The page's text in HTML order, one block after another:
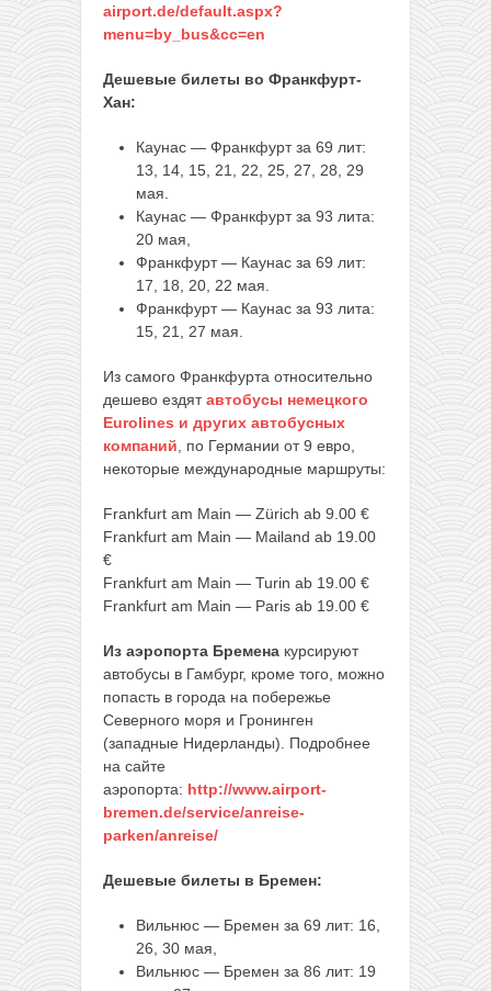
airport.de/default.aspx?
menu=by_bus&cc=en
Дешевые билеты во Франкфурт-
Хан:
Каунас — Франкфурт за 69 лит:
13, 14, 15, 21, 22, 25, 27, 28, 29
мая.
Каунас — Франкфурт за 93 лита:
20 мая,
Франкфурт — Каунас за 69 лит:
17, 18, 20, 22 мая.
Франкфурт — Каунас за 93 лита:
15, 21, 27 мая.
Из самого Франкфурта относительно
дешево ездятавтобусы немецкого
Eurolines и других автобусных
компаний , по Германии от 9 евро,
некоторые международные маршруты:
Frankfurt am Main — Zürich ab 9.00 €
Frankfurt am Main — Mailand ab 19.00
€
Frankfurt am Main — Turin ab 19.00 €
Frankfurt am Main — Paris ab 19.00 €
Из аэропорта Бремена курсируют
автобусы в Гамбург, кроме того, можно
попасть в города на побережье
Северного моря и Гронинген
(западные Нидерланды). Подробнее
на сайте
аэропорта: http://www.airport-
bremen.de/service/anreise-
parken/anreise/
Дешевые билеты в Бремен:
Вильнюс — Бремен за 69 лит: 16,
26, 30 мая,
Вильнюс — Бремен за 86 лит: 19